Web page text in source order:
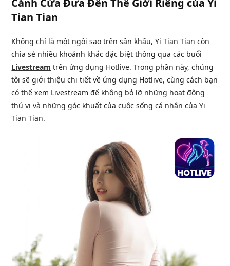
Cánh Cửa Đưa Đến Thế Giới Riêng của Yi
Tian Tian
Không chỉ là một ngôi sao trên sân khấu, Yi Tian Tian còn
chia sẻ nhiều khoảnh khắc đặc biệt thông qua các buổi
Livestream trên ứng dụng Hotlive. Trong phần này, chúng
tôi sẽ giới thiệu chi tiết về ứng dụng Hotlive, cùng cách bạn
có thể xem Livestream để không bỏ lỡ những hoạt động
thú vị và những góc khuất của cuộc sống cá nhân của Yi
Tian Tian.